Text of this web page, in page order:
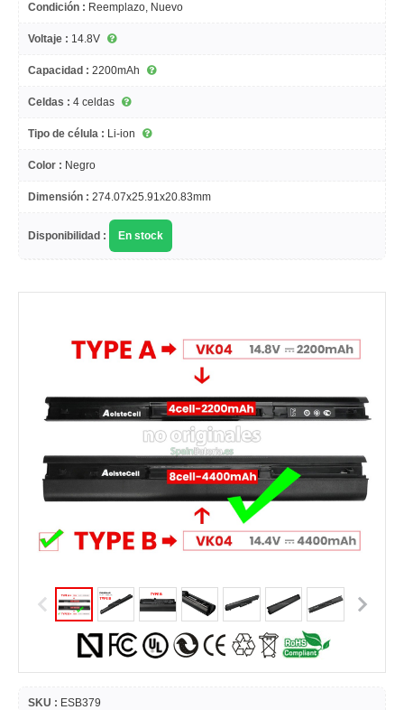
Condición : Reemplazo, Nuevo
Voltaje : 14.8V
Capacidad : 2200mAh
Celdas : 4 celdas
Tipo de célula : Li-ion
Color : Negro
Dimensión : 274.07x25.91x20.83mm
Disponibilidad : En stock
SKU : ESB379